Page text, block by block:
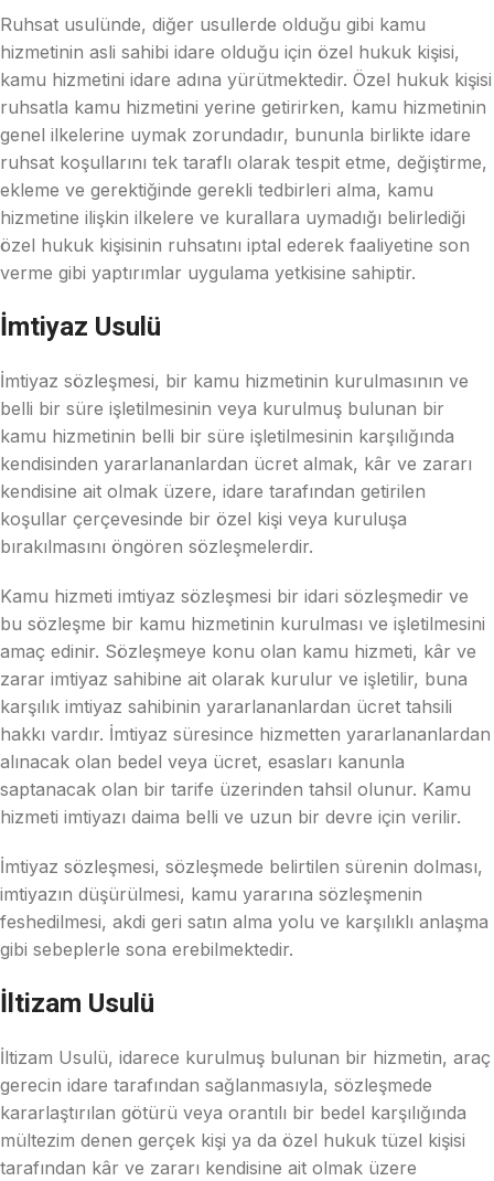
Ruhsat usulünde, diğer usullerde olduğu gibi kamu
hizmetinin asli sahibi idare olduğu için özel hukuk kişisi,
kamu hizmetini idare adına yürütmektedir. Özel hukuk kişisi
ruhsatla kamu hizmetini yerine getirirken, kamu hizmetinin
genel ilkelerine uymak zorundadır, bununla birlikte idare
ruhsat koşullarını tek taraflı olarak tespit etme, değiştirme,
ekleme ve gerektiğinde gerekli tedbirleri alma, kamu
hizmetine ilişkin ilkelere ve kurallara uymadığı belirlediği
özel hukuk kişisinin ruhsatını iptal ederek faaliyetine son
verme gibi yaptırımlar uygulama yetkisine sahiptir.
İmtiyaz Usulü
İmtiyaz sözleşmesi, bir kamu hizmetinin kurulmasının ve
belli bir süre işletilmesinin veya kurulmuş bulunan bir
kamu hizmetinin belli bir süre işletilmesinin karşılığında
kendisinden yararlananlardan ücret almak, kâr ve zararı
kendisine ait olmak üzere, idare tarafından getirilen
koşullar çerçevesinde bir özel kişi veya kuruluşa
bırakılmasını öngören sözleşmelerdir.
Kamu hizmeti imtiyaz sözleşmesi bir idari sözleşmedir ve
bu sözleşme bir kamu hizmetinin kurulması ve işletilmesini
amaç edinir. Sözleşmeye konu olan kamu hizmeti, kâr ve
zarar imtiyaz sahibine ait olarak kurulur ve işletilir, buna
karşılık imtiyaz sahibinin yararlananlardan ücret tahsili
hakkı vardır. İmtiyaz süresince hizmetten yararlananlardan
alınacak olan bedel veya ücret, esasları kanunla
saptanacak olan bir tarife üzerinden tahsil olunur. Kamu
hizmeti imtiyazı daima belli ve uzun bir devre için verilir.
İmtiyaz sözleşmesi, sözleşmede belirtilen sürenin dolması,
imtiyazın düşürülmesi, kamu yararına sözleşmenin
feshedilmesi, akdi geri satın alma yolu ve karşılıklı anlaşma
gibi sebeplerle sona erebilmektedir.
İltizam Usulü
İltizam Usulü, idarece kurulmuş bulunan bir hizmetin, araç
gerecin idare tarafından sağlanmasıyla, sözleşmede
kararlaştırılan götürü veya orantılı bir bedel karşılığında
mültezim denen gerçek kişi ya da özel hukuk tüzel kişisi
tarafından kâr ve zararı kendisine ait olmak üzere